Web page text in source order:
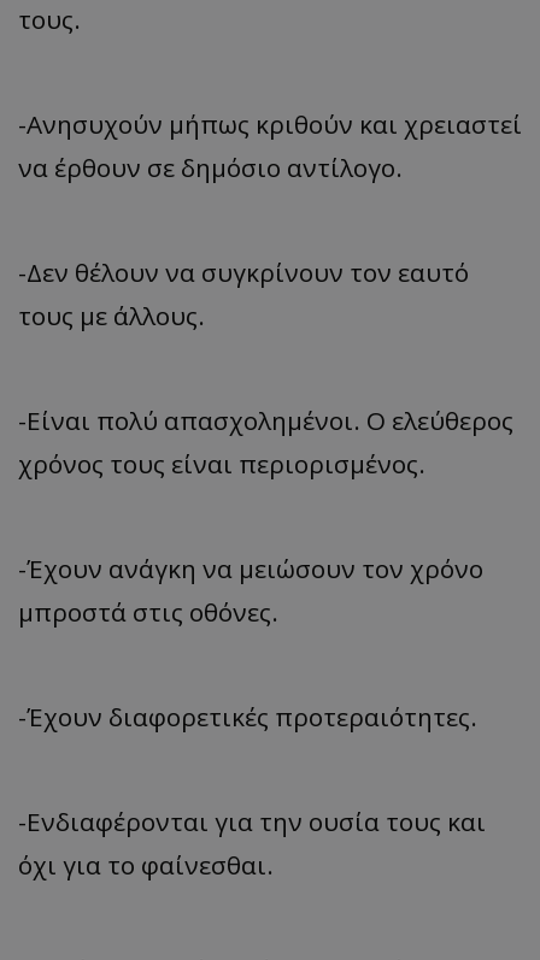
τους.
-Ανησυχούν μήπως κριθούν και χρειαστεί
να έρθουν σε δημόσιο αντίλογο.
-Δεν θέλουν να συγκρίνουν τον εαυτό
τους με άλλους.
-Είναι πολύ απασχολημένοι. Ο ελεύθερος
χρόνος τους είναι περιορισμένος.
-Έχουν ανάγκη να μειώσουν τον χρόνο
μπροστά στις οθόνες.
-Έχουν διαφορετικές προτεραιότητες.
-Ενδιαφέρονται για την ουσία τους και
όχι για το φαίνεσθαι.